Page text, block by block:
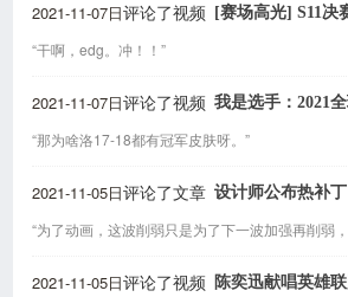
2021-11-07日评论了视频 [赛场高光] S11决
“干啊，edg。冲！！”
2021-11-07日评论了视频 我是选手：2021
“那为啥洛17-18都有冠军皮肤呀。”
2021-11-05日评论了文章 设计师公布热补
“为了动画，这波削弱只是为了下一波加强再削弱
2021-11-05日评论了视频 陈奕迅献唱英雄